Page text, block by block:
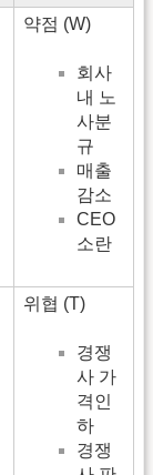
약점 (W)
회사
내 노
사분
규
매출
감소
CEO
소란
위협 (T)
경쟁
사 가
격인
하
경쟁